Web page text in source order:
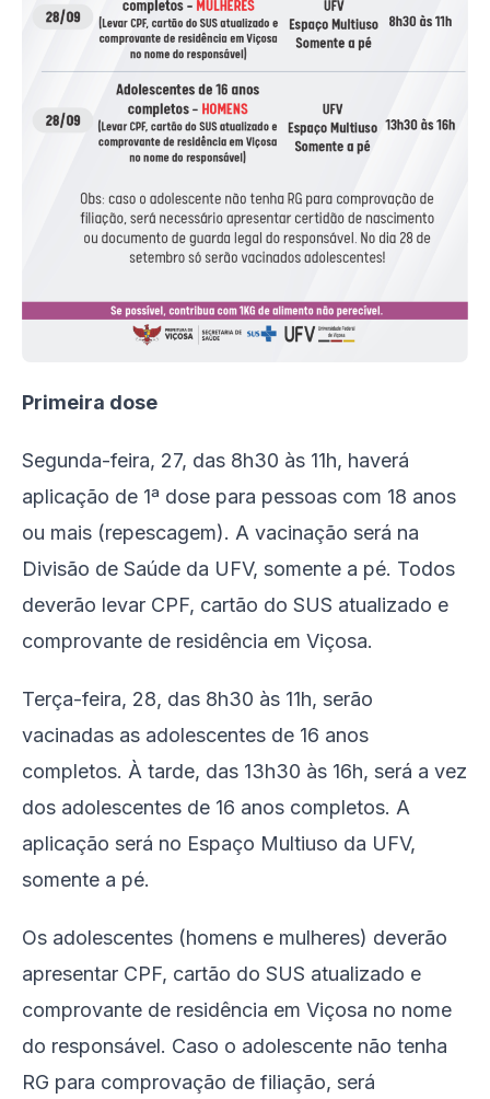
Primeira dose
Segunda-feira, 27, das 8h30 às 11h, haverá
aplicação de 1ª dose para pessoas com 18 anos
ou mais (repescagem). A vacinação será na
Divisão de Saúde da UFV, somente a pé. Todos
deverão levar CPF, cartão do SUS atualizado e
comprovante de residência em Viçosa.
Terça-feira, 28, das 8h30 às 11h, serão
vacinadas as adolescentes de 16 anos
completos. À tarde, das 13h30 às 16h, será a vez
dos adolescentes de 16 anos completos. A
aplicação será no Espaço Multiuso da UFV,
somente a pé.
Os adolescentes (homens e mulheres) deverão
apresentar CPF, cartão do SUS atualizado e
comprovante de residência em Viçosa no nome
do responsável. Caso o adolescente não tenha
RG para comprovação de filiação, será